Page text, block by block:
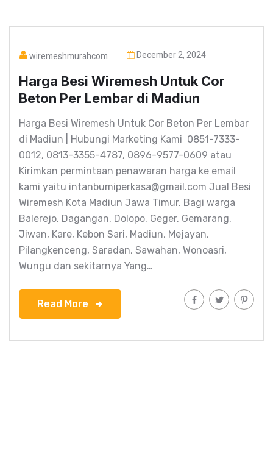
wiremeshmurahcom December 2, 2024
Harga Besi Wiremesh Untuk Cor
Beton Per Lembar di Madiun
Harga Besi Wiremesh Untuk Cor Beton Per Lembar
di Madiun | Hubungi Marketing Kami 0851-7333-
0012, 0813-3355-4787, 0896-9577-0609 atau
Kirimkan permintaan penawaran harga ke email
kami yaitu intanbumiperkasa@gmail.com Jual Besi
Wiremesh Kota Madiun Jawa Timur. Bagi warga
Balerejo, Dagangan, Dolopo, Geger, Gemarang,
Jiwan, Kare, Kebon Sari, Madiun, Mejayan,
Pilangkenceng, Saradan, Sawahan, Wonoasri,
Wungu dan sekitarnya Yang…
Read More